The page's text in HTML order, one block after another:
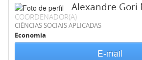
Alexandre Gori
COORDENADOR(A)
CIÊNCIAS SOCIAIS APLICADAS
Economia
E-mail